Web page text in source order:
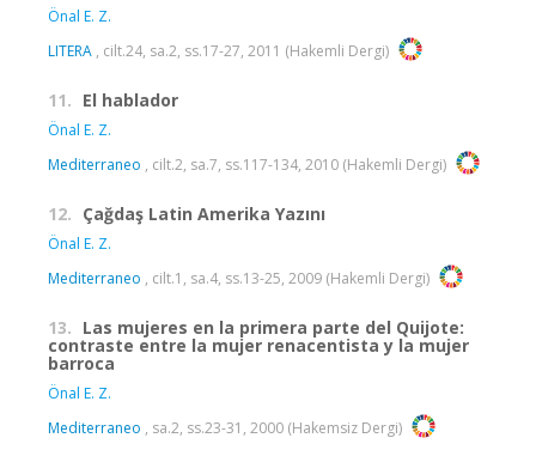
Önal E. Z.
LITERA , cilt.24, sa.2, ss.17-27, 2011 (Hakemli Dergi)
11. El hablador
Önal E. Z.
Mediterraneo , cilt.2, sa.7, ss.117-134, 2010 (Hakemli Dergi)
12. Çağdaş Latin Amerika Yazını
Önal E. Z.
Mediterraneo , cilt.1, sa.4, ss.13-25, 2009 (Hakemli Dergi)
13. Las mujeres en la primera parte del Quijote:
contraste entre la mujer renacentista y la mujer
barroca
Önal E. Z.
Mediterraneo , sa.2, ss.23-31, 2000 (Hakemsiz Dergi)